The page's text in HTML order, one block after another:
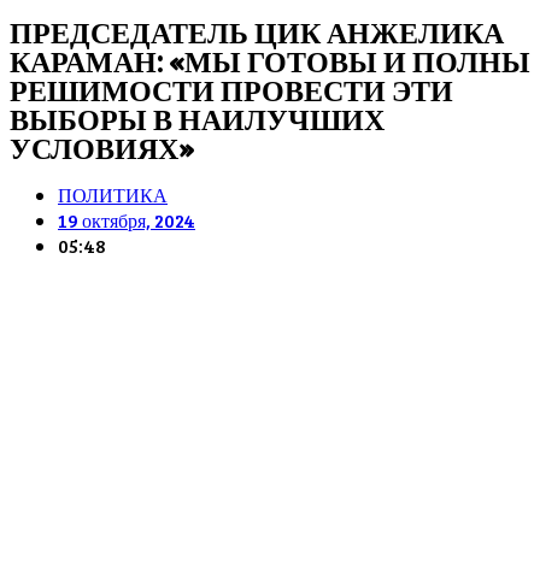
ПРЕДСЕДАТЕЛЬ ЦИК АНЖЕЛИКА
КАРАМАН: «МЫ ГОТОВЫ И ПОЛНЫ
РЕШИМОСТИ ПРОВЕСТИ ЭТИ
ВЫБОРЫ В НАИЛУЧШИХ
УСЛОВИЯХ»
ПОЛИТИКА
19 октября, 2024
05:48